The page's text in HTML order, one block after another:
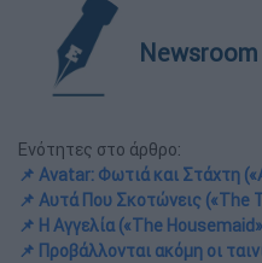
Newsroom
Ενότητες στο άρθρο:
📌 Avatar: Φωτιά και Στάχτη
📌 Αυτά Που Σκοτώνεις («The
📌 Η Αγγελία («The
📌 Προβάλλονται ακόμη οι